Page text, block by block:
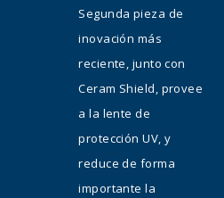
Segunda pieza de
inovación más
reciente, junto con
Ceram Shield, provee
a la lente de
protección UV, y
reduce de forma
importante la